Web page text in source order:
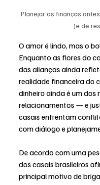
Planejar as finanças
(e de
O amor é lindo, mas o
Enquanto as flores do
das alianças ainda
realidade financeira do
dinheiro ainda é um
relacionamentos — e
casais enfrentam
com diálogo e
De acordo com uma
dos casais brasileiros
principal motivo de